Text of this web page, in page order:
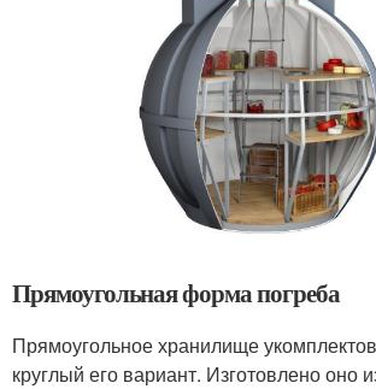
Прямоугольная форма погреба
Прямоугольное хранилище
круглый его вариант. Изготовлено оно